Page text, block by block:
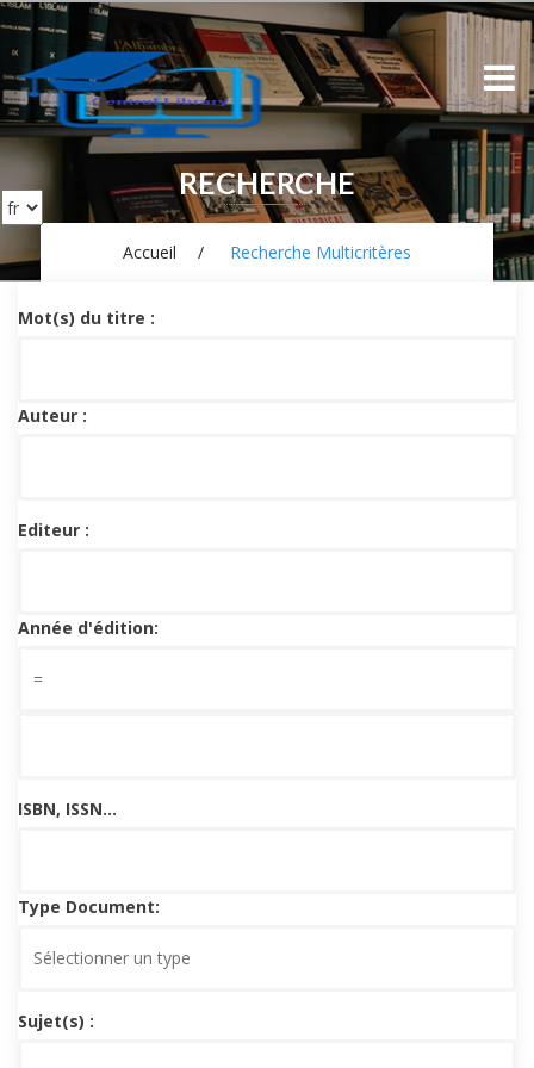
RECHERCHE
Accueil Recherche Multicritères
Mot(s) du titre :
Auteur :
Editeur :
Année d'édition:
ISBN, ISSN...
Type Document:
Sujet(s) :